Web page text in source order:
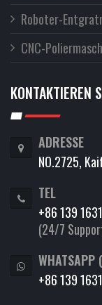
Roboter-
CNC-
KONTAKTIEREN
ADRESSE
NO.2725,
TEL
+86 139
(24/7
WHATSAPP
+86 139